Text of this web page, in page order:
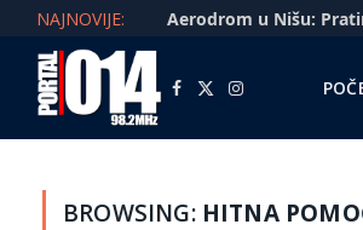
NAJNOVIJE:
Facebook
X
Instagram
BROWSING: HITNA